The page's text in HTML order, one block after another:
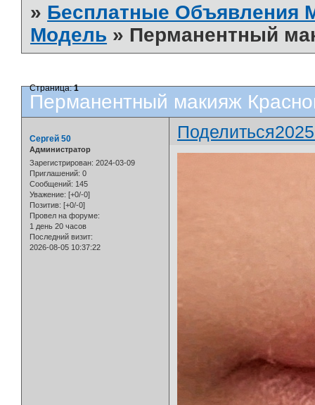
» Бесплатные
Модель » Перманентный
Перманентный макияж
Страница:1
Поделиться
Сергей 50
Администратор
Зарегистрирован: 2024-03-09
Приглашений: 0
Сообщений: 145
Уважение: [+0/-0]
Позитив: [+0/-0]
Провел на форуме:
1 день 20 часов
Последний визит:
2026-08-05 10:37:22